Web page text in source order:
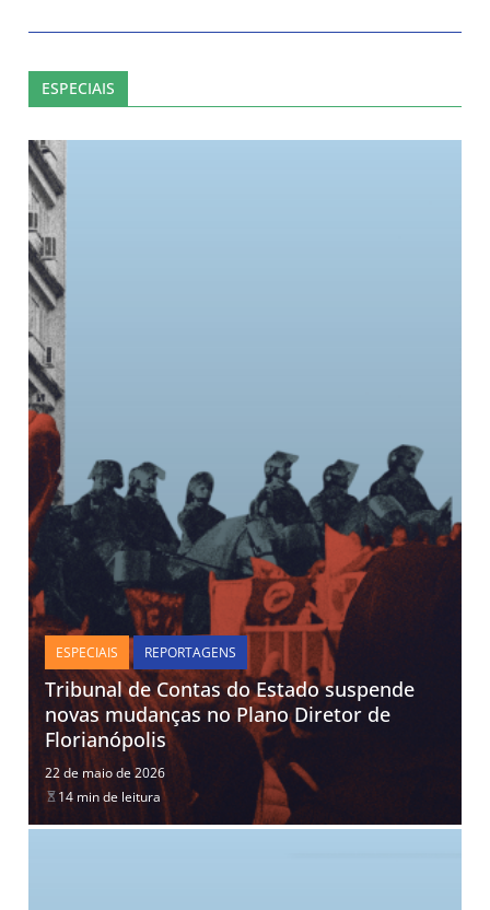
ESPECIAIS
ESPECIAIS REPORTAGENS
Tribunal de Contas do Estado suspende
novas mudanças no Plano Diretor de
Florianópolis
22 de maio de 2026
14 min de leitura